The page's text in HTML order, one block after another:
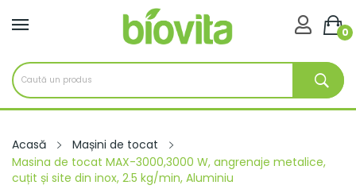
0

Acasă
Mașini de tocat
Masina de tocat MAX-3000,3000 W, angrenaje metalice,
cuțit și site din inox, 2.5 kg/min, Aluminiu